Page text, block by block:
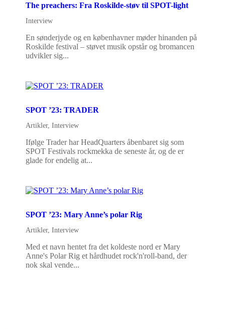
The preachers: Fra Roskilde-støv til SPOT-light
Interview
En sønderjyde og en københavner møder hinanden på
Roskilde festival – støvet musik opstår og bromancen
udvikler sig...
SPOT ’23: TRADER
Artikler,Interview
Ifølge Trader har HeadQuarters åbenbaret sig som
SPOT Festivals rockmekka de seneste år, og de er
glade for endelig at...
SPOT ’23: Mary Anne’s polar Rig
Artikler,Interview
Med et navn hentet fra det koldeste nord er Mary
Anne's Polar Rig et hårdhudet rock'n'roll-band, der
nok skal vende...